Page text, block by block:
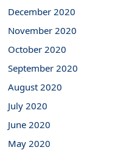
December 2020
November 2020
October 2020
September 2020
August 2020
July 2020
June 2020
May 2020